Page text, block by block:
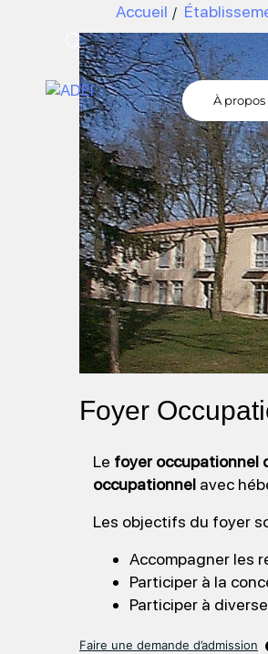
À propos
Accueil
Foyer
Le foyer occupationnel
occupationnel avec
Les objectifs du foyer
Accompagner les
Participer à la
Participer à
Faire une demande d’admission